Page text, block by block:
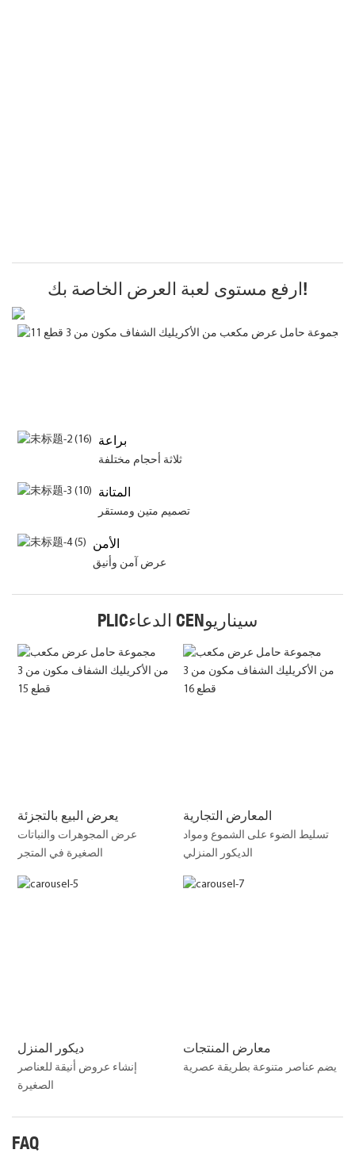
ارفع مستوى لعبة العرض الخاصة بك!
براعة
ثلاثة أحجام مختلفة
المتانة
تصميم متين ومستقر
الأمن
عرض آمن وأنيق
PLICالدعاء CENسيناريو
يعرض البيع بالتجزئة
عرض المجوهرات والنباتات
الصغيرة في المتجر
المعارض التجارية
تسليط الضوء على الشموع ومواد
الديكور المنزلي
ديكور المنزل
إنشاء عروض أنيقة للعناصر
الصغيرة
معارض المنتجات
يضم عناصر متنوعة بطريقة عصرية
FAQ